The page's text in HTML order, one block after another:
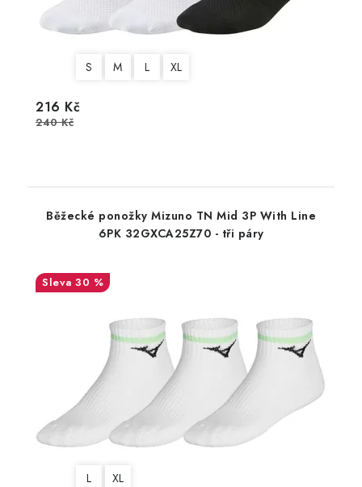
S M L XL
216 Kč
240 Kč
Běžecké ponožky Mizuno TN Mid 3P With Line
6PK 32GXCA25Z70 - tři páry
30 %
L XL